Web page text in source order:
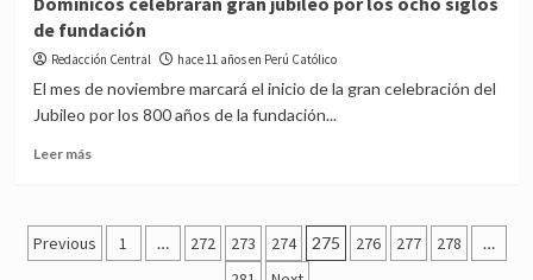
recibirá
a
nueve
mil
en
Roma
de fundación
Redacción Central hace 11 años en Perú Católico
El mes de noviembre marcará el inicio de la gran celebración del
Jubileo por los 800 años de la fundación...
Leer másRead
celebrarán
gran
Posts
Previous 1 … 272 273 274 275 276 277 278 …